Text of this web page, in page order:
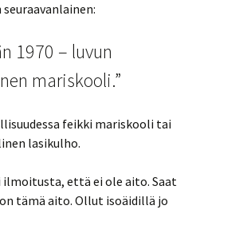
1970 – luvun
mariskooli.”
feikki mariskooli tai
lasikulho.
että ei ole aito. Saat
tämä aito. Ollut isoäidillä jo